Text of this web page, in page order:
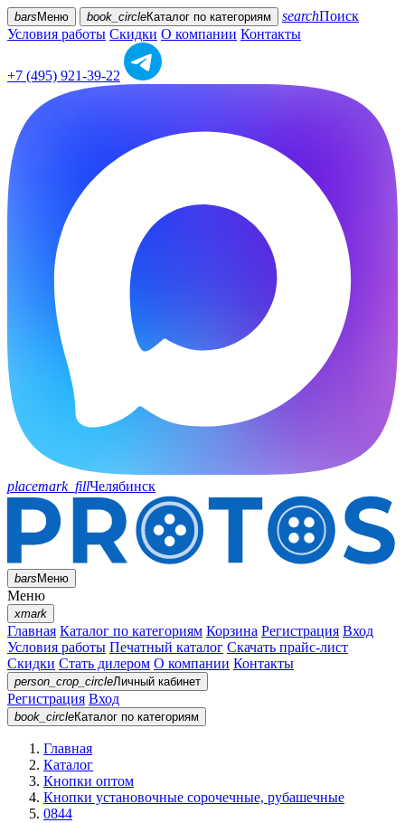
bars Меню book_circleКаталог по категориям searchПоиск
Условия работы Скидки О компании Контакты
+7 (495) 921-39-22
placemark_fillЧелябинск
barsМеню
Меню
xmark
Главная Каталог по категориям Корзина Регистрация Вход
Условия работы Печатный каталог Скачать прайс-лист
Скидки Стать дилером О компании Контакты
person_crop_circleЛичный кабинет
Регистрация Вход
book_circleКаталог по категориям
Главная
Каталог
Кнопки оптом
Кнопки установочные сорочечные, рубашечные
0844